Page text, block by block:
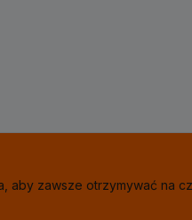
aby zawsze otrzymywać na